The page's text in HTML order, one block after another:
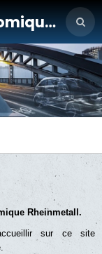
Comité Social et Economique Rheinmetall
Rheinmetall.
sur ce site